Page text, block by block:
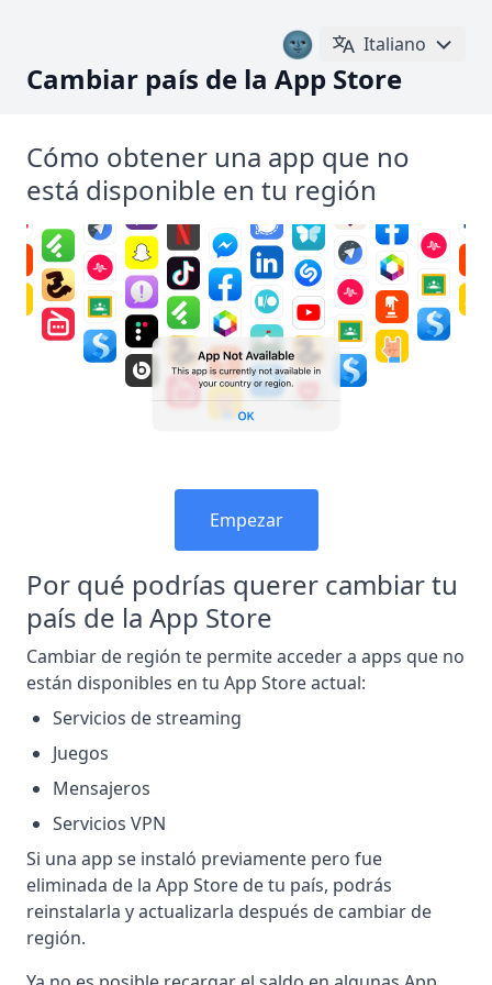
🌚 Italiano
Cambiar país de la App Store
Cómo obtener una app que no
está disponible en tu región
Empezar
Por qué podrías querer cambiar tu
país de la App Store
Cambiar de región te permite acceder a apps que no
están disponibles en tu App Store actual:
Servicios de streaming
Juegos
Mensajeros
Servicios VPN
Si una app se instaló previamente pero fue
eliminada de la App Store de tu país, podrás
reinstalarla y actualizarla después de cambiar de
región.